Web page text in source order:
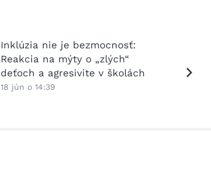
Inklúzia nie je bezmocnosť:
Reakcia na mýty o „zlých“
deťoch a agresivite v školách
18 jún o 14:39